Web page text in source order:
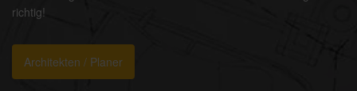
richtig!
Architekten / Planer